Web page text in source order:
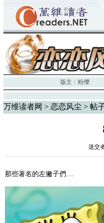
版主： 粉缨
万维读者网 > 恋恋风尘 > 帖
送交
那些著名的左撇子們....